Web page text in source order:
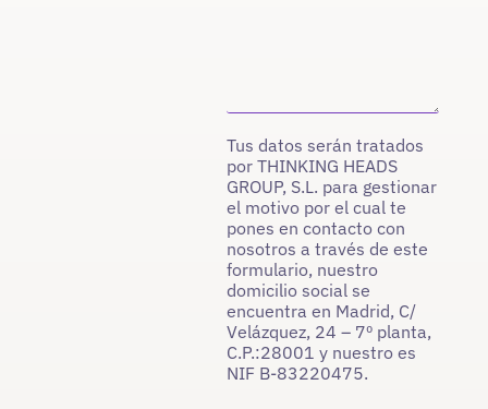
Tus datos serán tratados
por THINKING HEADS
GROUP, S.L. para gestionar
el motivo por el cual te
pones en contacto con
nosotros a través de este
formulario, nuestro
domicilio social se
encuentra en Madrid, C/
Velázquez, 24 – 7º planta,
C.P.:28001 y nuestro es
NIF B-83220475.